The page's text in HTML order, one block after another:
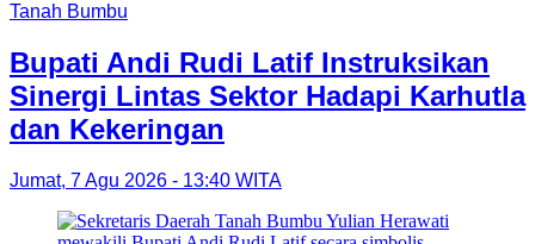
Tanah Bumbu
Bupati Andi Rudi Latif Instruksikan
Sinergi Lintas Sektor Hadapi Karhutla
dan Kekeringan
Jumat, 7 Agu 2026 - 13:40 WITA